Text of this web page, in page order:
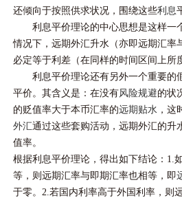
还倾向于按照供求状况，围绕这些利息
利息平价理论的中心思想是这样一
情况下，远期外汇升水（亦即远期汇率
必定等于利差（在同样的时间区间上所
利息平价理论还有另外一个重要的
平价。其含义是：在没有风险规避的状
的贬值率大于本币汇率的远期贴水 ，这
外汇通过这些套购活动，远期外汇的升
值率。
根据利息平价理论，得出如下结论：1.
等，则远期汇率与即期汇率也相等，即
于零。2.若国内利率高于外国利率，则